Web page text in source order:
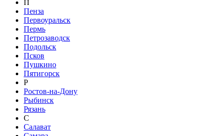
П
Пенза
Первоуральск
Пермь
Петрозаводск
Подольск
Псков
Пушкино
Пятигорск
Р
Ростов-на-Дону
Рыбинск
Рязань
С
Салават